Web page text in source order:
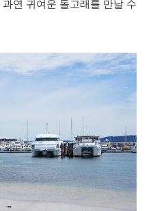
연 귀여운 돌고래를 만날 수